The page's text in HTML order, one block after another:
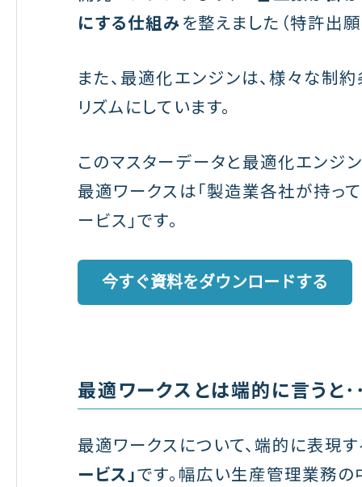
にする仕組みを整えました（特許出願
また、最適化エンジンは、様々な制
リズムにしています。
このマスターデータと最適化エンジ
最適ワークスは「製造業各社が持っ
ービス」です。
最適ワークスとは端的に言うと･
最適ワークスについて、端的に表現
ービス」です。幅広い生産管理業務の